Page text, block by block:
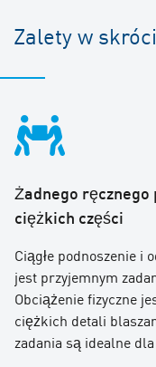
Zalety w
Żadnego
ciężkich części
Ciągłe podnoszenie i
jest przyjemnym
Obciążenie fizyczne
ciężkich detali
zadania są idealne dla